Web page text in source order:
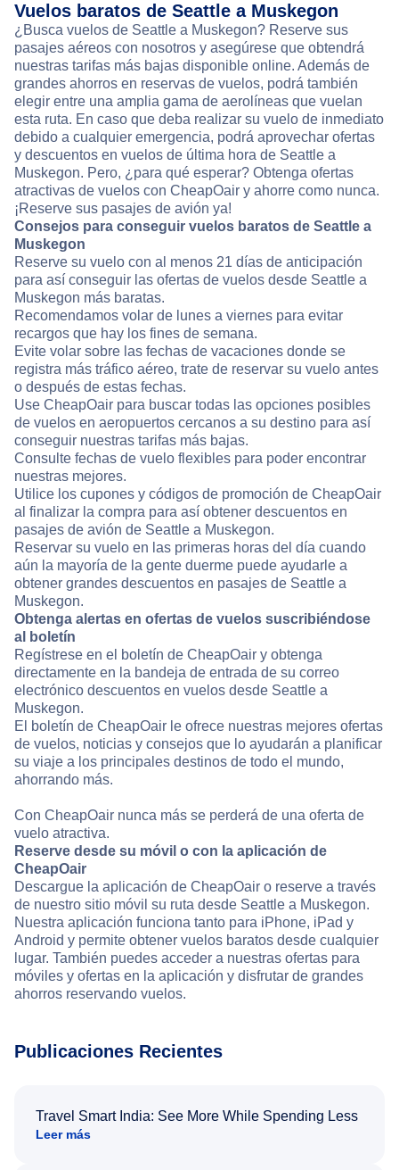
Vuelos baratos de Seattle a Muskegon
¿Busca vuelos de Seattle a Muskegon? Reserve sus
pasajes aéreos con nosotros y asegúrese que obtendrá
nuestras tarifas más bajas disponible online. Además de
grandes ahorros en reservas de vuelos, podrá también
elegir entre una amplia gama de aerolíneas que vuelan
esta ruta. En caso que deba realizar su vuelo de inmediato
debido a cualquier emergencia, podrá aprovechar ofertas
y descuentos en vuelos de última hora de Seattle a
Muskegon. Pero, ¿para qué esperar? Obtenga ofertas
atractivas de vuelos con CheapOair y ahorre como nunca.
¡Reserve sus pasajes de avión ya!
Consejos para conseguir vuelos baratos de Seattle a
Muskegon
Reserve su vuelo con al menos 21 días de anticipación
para así conseguir las ofertas de vuelos desde Seattle a
Muskegon más baratas.
Recomendamos volar de lunes a viernes para evitar
recargos que hay los fines de semana.
Evite volar sobre las fechas de vacaciones donde se
registra más tráfico aéreo, trate de reservar su vuelo antes
o después de estas fechas.
Use CheapOair para buscar todas las opciones posibles
de vuelos en aeropuertos cercanos a su destino para así
conseguir nuestras tarifas más bajas.
Consulte fechas de vuelo flexibles para poder encontrar
nuestras mejores.
Utilice los cupones y códigos de promoción de CheapOair
al finalizar la compra para así obtener descuentos en
pasajes de avión de Seattle a Muskegon.
Reservar su vuelo en las primeras horas del día cuando
aún la mayoría de la gente duerme puede ayudarle a
obtener grandes descuentos en pasajes de Seattle a
Muskegon.
Obtenga alertas en ofertas de vuelos suscribiéndose
al boletín
Regístrese en el boletín de CheapOair y obtenga
directamente en la bandeja de entrada de su correo
electrónico descuentos en vuelos desde Seattle a
Muskegon.
El boletín de CheapOair le ofrece nuestras mejores ofertas
de vuelos, noticias y consejos que lo ayudarán a planificar
su viaje a los principales destinos de todo el mundo,
ahorrando más.
Con CheapOair nunca más se perderá de una oferta de
vuelo atractiva.
Reserve desde su móvil o con la aplicación de
CheapOair
Descargue la aplicación de CheapOair o reserve a través
de nuestro sitio móvil su ruta desde Seattle a Muskegon.
Nuestra aplicación funciona tanto para iPhone, iPad y
Android y permite obtener vuelos baratos desde cualquier
lugar. También puedes acceder a nuestras ofertas para
móviles y ofertas en la aplicación y disfrutar de grandes
ahorros reservando vuelos.
Publicaciones Recientes
Travel Smart India: See More While Spending Less
Leer más